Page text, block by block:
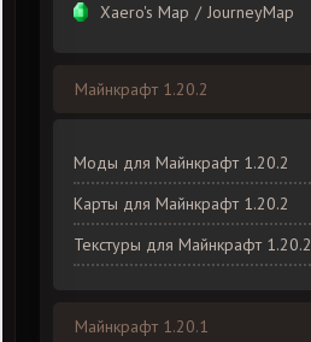
Xаero's Mаp / JourneyMap
Майнкрафт 1.20.2
Моды для Майнкрафт 1.20.2
Карты для Майнкрафт 1.20.2
Текстуры для Майнкрафт 1.20.2
Майнкрафт 1.20.1